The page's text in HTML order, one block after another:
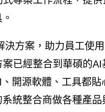
方案，助力員工使
已經整合到華碩的AI
開源軟體、工具都貼
統整合商做各種產品